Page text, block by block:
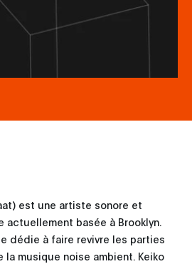
est une artiste sonore et
actuellement basée à Brooklyn.
dédie à faire revivre les parties
musique noise ambient. Keiko